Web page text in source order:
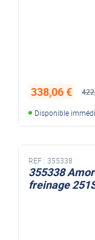
338,06 €
Disponible
REF : 355338
355338
freinage